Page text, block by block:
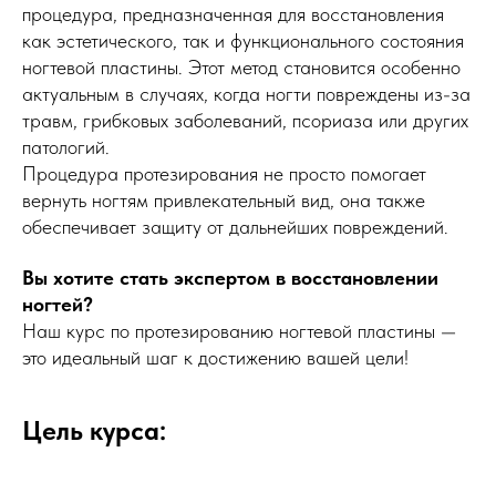
процедура, предназначенная для восстановления
как эстетического, так и функционального состояния
ногтевой пластины. Этот метод становится особенно
актуальным в случаях, когда ногти повреждены из-за
травм, грибковых заболеваний, псориаза или других
патологий.
Процедура протезирования не просто помогает
вернуть ногтям привлекательный вид, она также
обеспечивает защиту от дальнейших повреждений.
Вы хотите стать экспертом в восстановлении
ногтей?
Наш курс по протезированию ногтевой пластины —
это идеальный шаг к достижению вашей цели!
Цель курса: